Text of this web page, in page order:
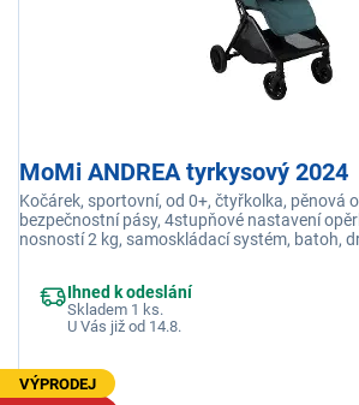
MoMi ANDREA tyrkysový 2024
Kočárek, sportovní, od 0+, čtyřkolka, pěnová
bezpečnostní pásy, 4stupňové nastavení
nosností 2 kg, samoskládací systém, batoh,
Ihned k odeslání
Skladem 1 ks.
U Vás již od 14.8.
VÝPRODEJ